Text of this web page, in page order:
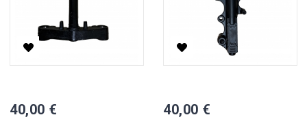
Hind
40,00 € Hind
40,00 €